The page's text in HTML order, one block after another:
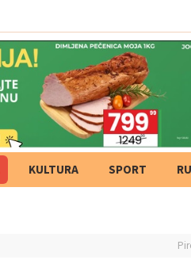
KULTURA SPORT